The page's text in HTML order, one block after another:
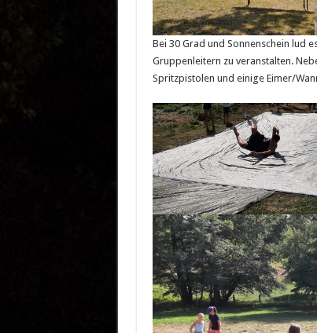
Bei 30 Grad und Sonnenschein lud
Gruppenleitern zu veranstalten.
Spritzpistolen und einige Eimer/